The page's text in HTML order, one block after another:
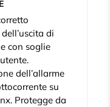
di
con soglie
dell’allarme
su
Protegge da